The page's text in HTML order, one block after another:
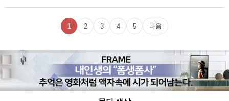
1 2 3 4 5 다음